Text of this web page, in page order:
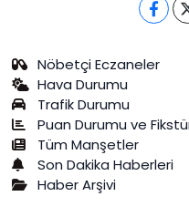
Nöbetçi Eczaneler
Hava Durumu
Trafik Durumu
Puan Durumu ve
Tüm Manşetler
Son Dakika Haberleri
Haber Arşivi